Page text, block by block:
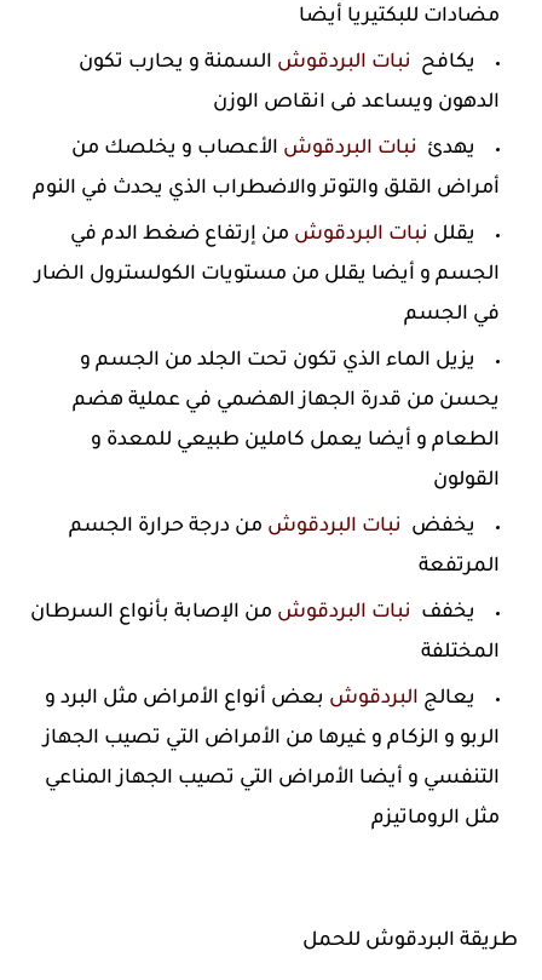
مضادات للبكتيريا أيضا
يكافح نبات البردقوش السمنة و يحارب تكون
الدهون ويساعد فى انقاص الوزن
يهدئ نبات البردقوش الأعصاب و يخلصك من
أمراض القلق والتوتر والاضطراب الذي يحدث في النوم
يقلل نبات البردقوش من إرتفاع ضغط الدم في
الجسم و أيضا يقلل من مستويات الكولسترول الضار
في الجسم
يزيل الماء الذي تكون تحت الجلد من الجسم و
يحسن من قدرة الجهاز الهضمي في عملية هضم
الطعام و أيضا يعمل كاملين طبيعي للمعدة و
القولون
يخفض نبات البردقوش من درجة حرارة الجسم
المرتفعة
يخفف نبات البردقوش من الإصابة بأنواع السرطان
المختلفة
يعالج البردقوش بعض أنواع الأمراض مثل البرد و
الربو و الزكام و غيرها من الأمراض التي تصيب الجهاز
التنفسي و أيضا الأمراض التي تصيب الجهاز المناعي
مثل الروماتيزم
طريقة البردقوش للحمل